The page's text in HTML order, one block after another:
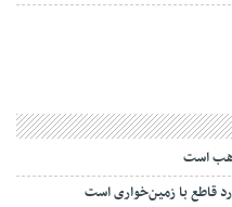
است
قاطع با زمین‌خواری است